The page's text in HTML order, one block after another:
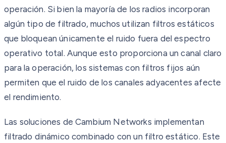
operación. Si bien la mayoría de los radios incorporan
algún tipo de filtrado, muchos utilizan filtros estáticos
que bloquean únicamente el ruido fuera del espectro
operativo total. Aunque esto proporciona un canal claro
para la operación, los sistemas con filtros fijos aún
permiten que el ruido de los canales adyacentes afecte
el rendimiento.
Las soluciones de Cambium Networks implementan
filtrado dinámico combinado con un filtro estático. Este